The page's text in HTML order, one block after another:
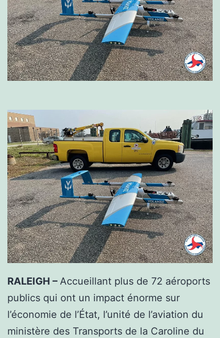
RALEIGH – Accueillant plus de 72 aéroports
publics qui ont un impact énorme sur
l’économie de l’État, l’unité de l’aviation du
ministère des Transports de la Caroline du